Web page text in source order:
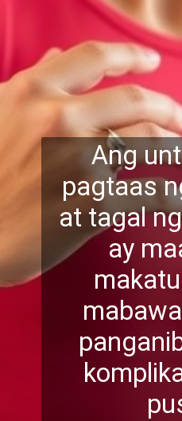
Ang
pagtaas
at tagal
ay
pang